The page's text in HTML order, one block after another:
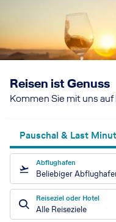
Reisen ist Genuss
Kommen Sie mit uns
Pauschal & Last
Abflughafen
Beliebiger
Reiseziel oder Hotel
Alle Reiseziele